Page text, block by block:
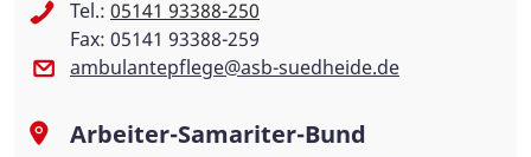
Tel.: 05141 93388-250
Fax: 05141 93388-259
ambulantepflege@asb-suedheide.de
Arbeiter-Samariter-Bund